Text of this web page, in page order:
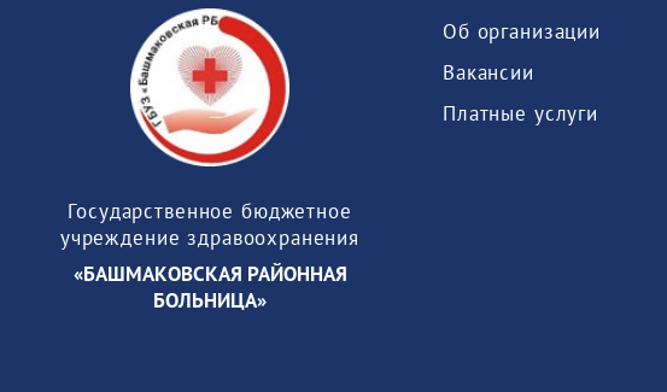
Государственное бюджетное
учреждение здравоохранения
«БАШМАКОВСКАЯ РАЙОННАЯ
БОЛЬНИЦА»
Об организации
Вакансии
Платные услуги